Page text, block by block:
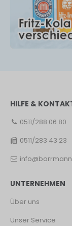
HILFE &
0511/288 06 80
0511/283 43 23
UNTERNEHMEN
Über uns
Unser Service